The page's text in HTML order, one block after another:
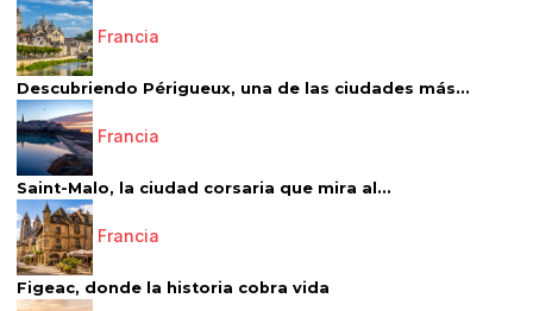
Francia
Descubriendo Périgueux, una de las ciudades más...
Francia
Saint-Malo, la ciudad corsaria que mira al...
Francia
Figeac, donde la historia cobra vida